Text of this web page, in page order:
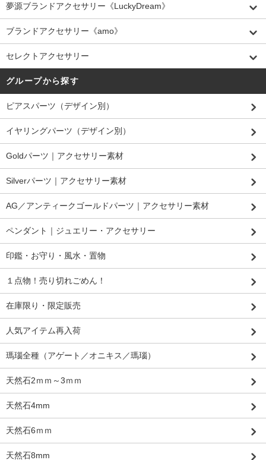
夢源ブランドアクセサリー《LuckyDream》
ブランドアクセサリー《amo》
セレクトアクセサリー
グループから探す
ピアスパーツ（デザイン別）
イヤリングパーツ（デザイン別）
Goldパーツ｜アクセサリー素材
Silverパーツ｜アクセサリー素材
AG／アンティークゴールドパーツ｜アクセサリー素材
ペンダント｜ジュエリー・アクセサリー
印鑑・お守り・風水・置物
１点物！売り切れごめん！
在庫限り・限定販売
人気アイテム再入荷
瑪瑙全種（アゲート／オニキス／瑪瑙）
天然石2ｍｍ～3ｍｍ
天然石4mm
天然石6ｍｍ
天然石8mm